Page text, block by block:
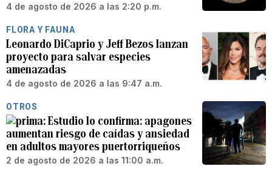
4 de agosto de 2026 a las 2:20 p.m.
FLORA Y FAUNA
Leonardo DiCaprio y Jeff Bezos lanzan
proyecto para salvar especies
amenazadas
4 de agosto de 2026 a las 9:47 a.m.
OTROS
Estudio lo confirma: apagones
aumentan riesgo de caídas y ansiedad
en adultos mayores puertorriqueños
2 de agosto de 2026 a las 11:00 a.m.